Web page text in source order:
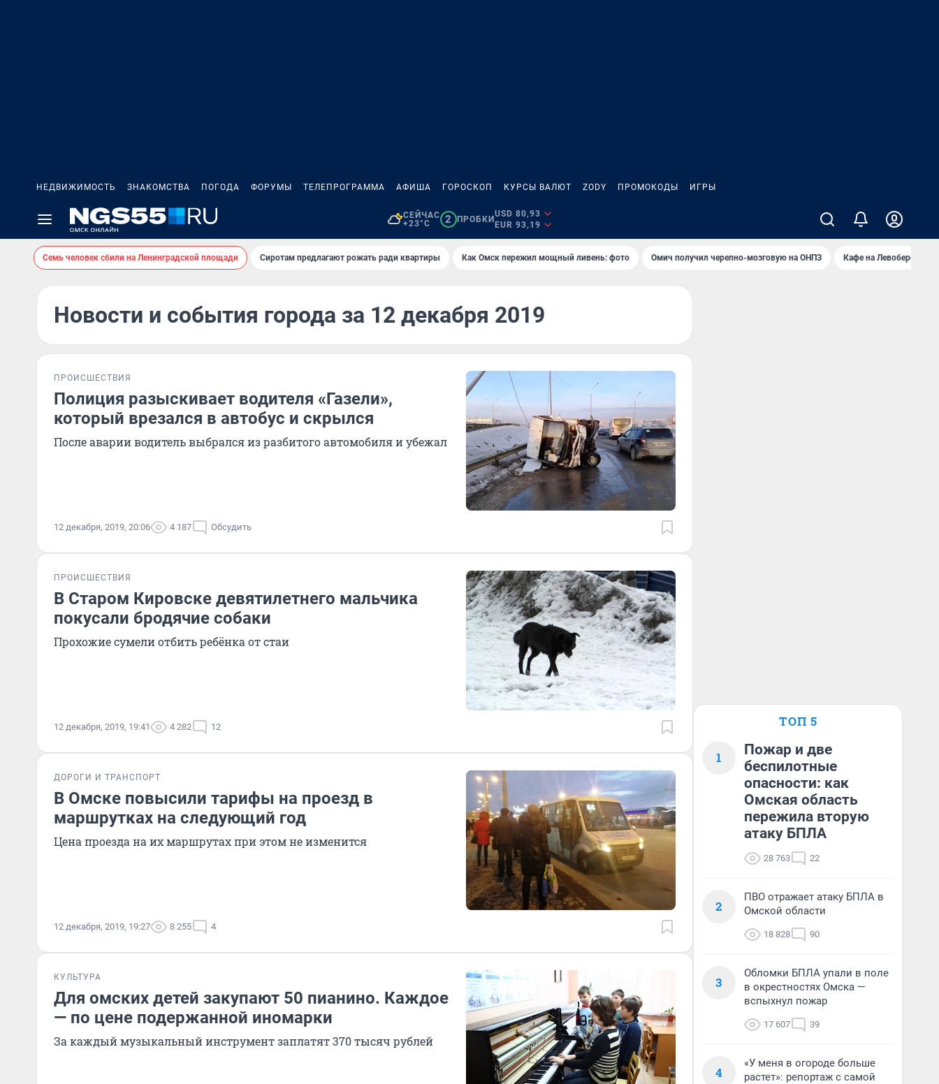
НЕДВИЖИМОСТЬ ЗНАКОМСТВА ПОГОДА ФОРУМЫ ТЕЛЕПРОГРАММА АФИША ГОРОСКОП КУРСЫ ВАЛЮТ ZODY ПРОМОКОДЫ ИГРЫ
СЕЙЧАС
+23°C
2 ПРОБКИ
USD 80,93
EUR 93,19
Семь человек сбили на Ленинградской площади Сиротам предлагают рожать ради квартиры Как Омск пережил мощный ливень: фото Омич получил черепно-мозговую на ОНПЗ Кафе на Левобережье
Новости и события города за 12 декабря 2019
ПРОИСШЕСТВИЯ
Полиция разыскивает водителя «Газели»,
который врезался в автобус и скрылся
После аварии водитель выбрался из разбитого автомобиля и убежал
12 декабря, 2019, 20:06 4 187 Обсудить
ПРОИСШЕСТВИЯ
В Старом Кировске девятилетнего мальчика
покусали бродячие собаки
Прохожие сумели отбить ребёнка от стаи
12 декабря, 2019, 19:41 4 282 12
ДОРОГИ И ТРАНСПОРТ
В Омске повысили тарифы на проезд в
маршрутках на следующий год
Цена проезда на их маршрутах при этом не изменится
12 декабря, 2019, 19:27 8 255 4
КУЛЬТУРА
Для омских детей закупают 50 пианино. Каждое
— по цене подержанной иномарки
За каждый музыкальный инструмент заплатят 370 тысяч рублей
ТОП 5
1
Пожар и две
беспилотные
опасности: как
Омская область
пережила вторую
атаку БПЛА
28 763 22
2
ПВО отражает атаку БПЛА в
Омской области
18 828 90
3
Обломки БПЛА упали в поле
в окрестностях Омска —
вспыхнул пожар
17 607 39
4
«У меня в огороде больше
растет»: репортаж с самой